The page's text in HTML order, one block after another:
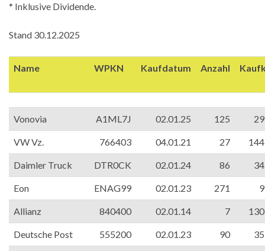
* Inklusive Dividende.
Stand 30.12.2025
Name WPKN Kaufdatum Anzahl
Vonovia A1ML7J 02.01.25 125
VW Vz. 766403 04.01.21 27
Daimler Truck DTR0CK 02.01.24 86
Eon ENAG99 02.01.23 271
Allianz 840400 02.01.14 7
Deutsche Post 555200 02.01.23 90